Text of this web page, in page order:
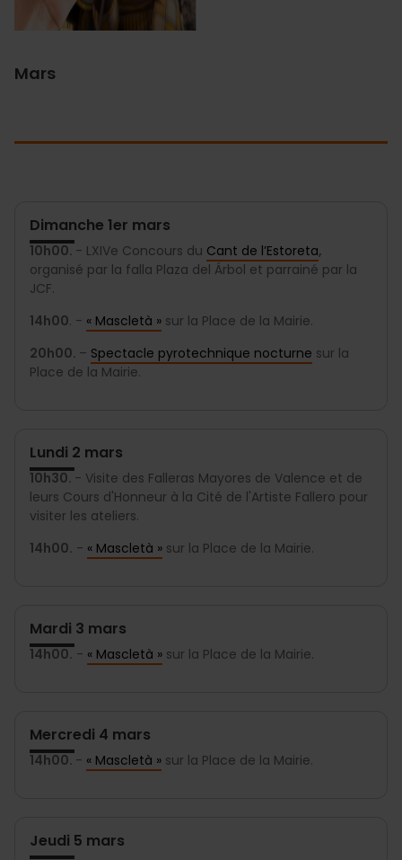
Mars
Dimanche 1er mars
10h00. - LXIVe Concours du Cant de l’Estoreta,
organisé par la falla Plaza del Árbol et parrainé par la
JCF.
14h00. - « Mascletà » sur la Place de la Mairie.
20h00. – Spectacle pyrotechnique nocturne sur la
Place de la Mairie.
Lundi 2 mars
10h30. - Visite des Falleras Mayores de Valence et de
leurs Cours d'Honneur à la Cité de l'Artiste Fallero pour
visiter les ateliers.
14h00. - « Mascletà » sur la Place de la Mairie.
Mardi 3 mars
14h00. - « Mascletà » sur la Place de la Mairie.
Mercredi 4 mars
14h00. - « Mascletà » sur la Place de la Mairie.
Jeudi 5 mars